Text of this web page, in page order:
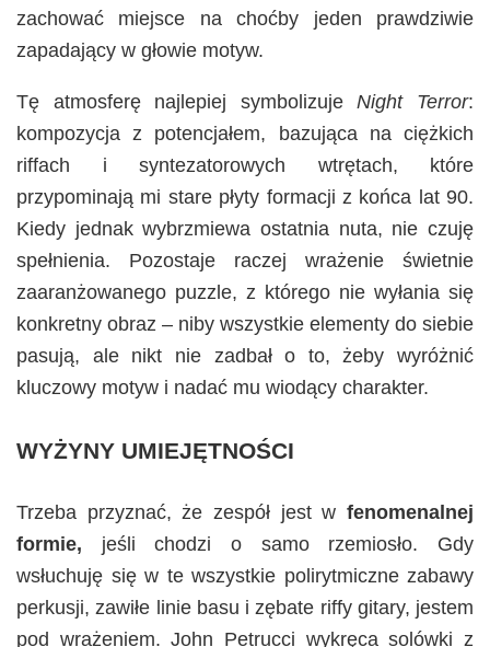
zachować miejsce na choćby jeden prawdziwie
zapadający w głowie motyw.
Tę atmosferę najlepiej symbolizujeNight Terror:
kompozycja z potencjałem, bazująca na ciężkich
riffach i syntezatorowych wtrętach, które
przypominają mi stare płyty formacji z końca lat 90.
Kiedy jednak wybrzmiewa ostatnia nuta, nie czuję
spełnienia. Pozostaje raczej wrażenie świetnie
zaaranżowanego puzzle, z którego nie wyłania się
konkretny obraz – niby wszystkie elementy do siebie
pasują, ale nikt nie zadbał o to, żeby wyróżnić
kluczowy motyw i nadać mu wiodący charakter.
WYŻYNY UMIEJĘTNOŚCI
Trzeba przyznać, że zespół jest w fenomenalnej
formie, jeśli chodzi o samo rzemiosło. Gdy
wsłuchuję się w te wszystkie polirytmiczne zabawy
perkusji, zawiłe linie basu i zębate riffy gitary, jestem
pod wrażeniem. John Petrucci wykręca solówki z